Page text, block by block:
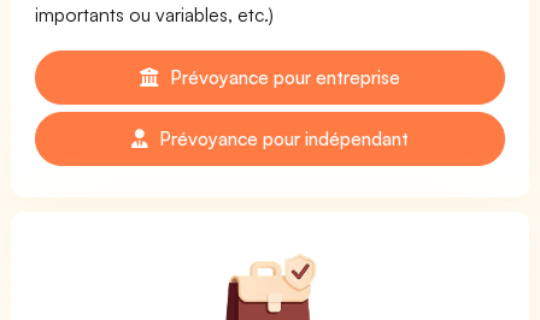
importants ou variables, etc.)
Prévoyance pour entreprise
Prévoyance pour indépendant